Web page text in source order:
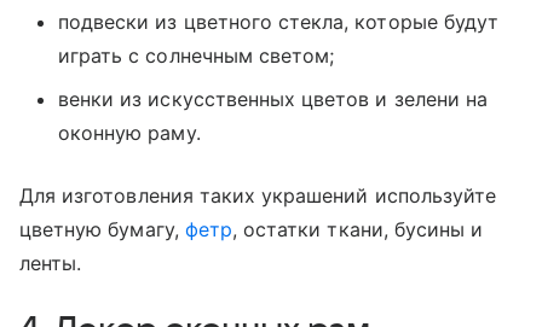
подвески из цветного стекла, которые будут
играть с солнечным светом;
венки из искусственных цветов и зелени на
оконную раму.
Для изготовления таких украшений используйте
цветную бумагу, фетр, остатки ткани, бусины и
ленты.